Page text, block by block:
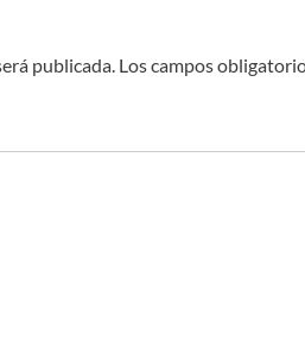
publicada. Los campos